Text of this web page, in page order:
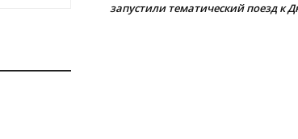
запустили тематический поезд к